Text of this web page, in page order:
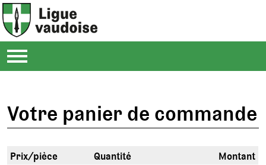
Votre panier de commande
Prix/pièce Quantité
Montant